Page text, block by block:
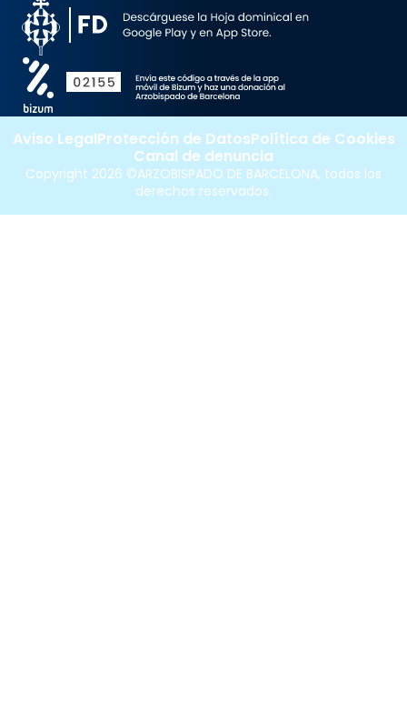
Copyright 2026 ©ARZOBISPADO DE BARCELONA, todos los
derechos reservados.
Aviso LegalProtección de DatosPolítica de Cookies
Canal de denuncia